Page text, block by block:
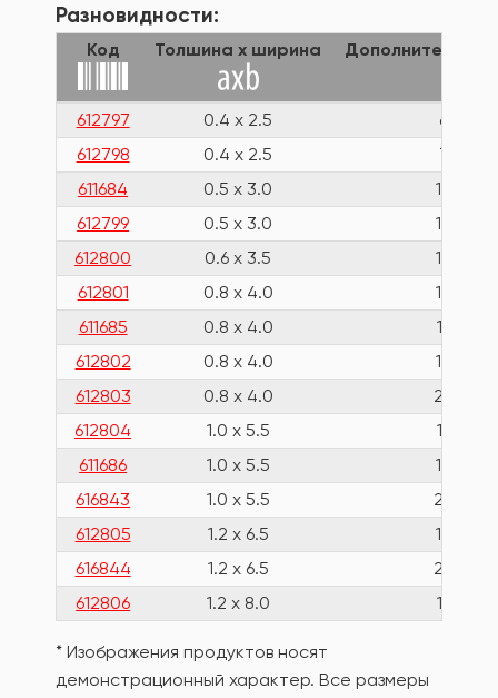
Разновидности:
Код Толшина x ширина
612797 0.4 x 2.5
60
612798
0.4 x 2.5
75
611684
0.5 x 3.0
100
612799
0.5 x 3.0
150
612800
0.6 x 3.5
100
612801
0.8 x 4.0
100
611685
0.8 x 4.0
125
612802
0.8 x 4.0
150
612803
0.8 x 4.0
250
612804
1.0 x 5.5
125
611686
1.0 x 5.5
150
616843
1.0 x 5.5
280
612805
1.2 x 6.5
150
616844
1.2 x 6.5
280
612806
1.2 x 8.0 175
* Изображения продуктов носят
демонстрационный характер. Все размеры